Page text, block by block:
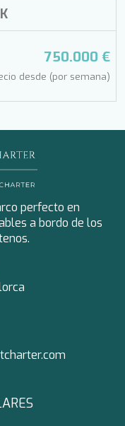
750.000 €
desde (por semana)
perfecto en
a bordo de los